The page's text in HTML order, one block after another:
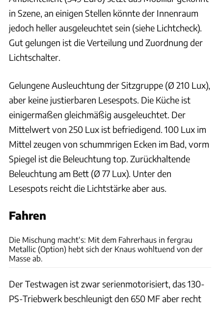
in Szene, an einigen Stellen könnte der Innenraum
jedoch heller ausgeleuchtet sein (siehe Lichtcheck).
Gut gelungen ist die Verteilung und Zuordnung der
Lichtschalter.
Gelungene Ausleuchtung der Sitzgruppe (Ø 210 Lux),
aber keine justierbaren Lesespots. Die Küche ist
einigermaßen gleichmäßig ausgeleuchtet. Der
Mittelwert von 250 Lux ist befriedigend. 100 Lux im
Mittel zeugen von schummrigen Ecken im Bad, vorm
Spiegel ist die Beleuchtung top. Zurückhaltende
Beleuchtung am Bett (Ø 77 Lux). Unter den
Lesespots reicht die Lichtstärke aber aus.
Fahren
Die Mischung macht‘s: Mit dem Fahrerhaus in fergrau
Metallic (Option) hebt sich der Knaus wohltuend von der
Masse ab.
Der Testwagen ist zwar serienmotorisiert, das 130-
PS-Triebwerk beschleunigt den 650 MF aber recht